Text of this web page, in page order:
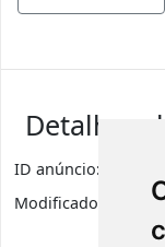
Detalhes
ID anúncio:
Modificado:
1